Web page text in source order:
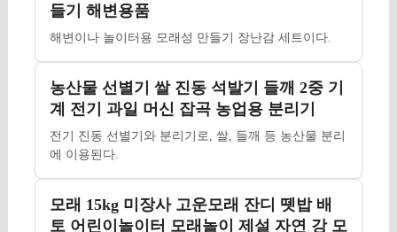
들기 해변용품
해변이나 놀이터용 모래성 만들기 장난감 세트이다.
농산물 선별기 쌀 진동 석발기 들깨 2중 기
계 전기 과일 머신 잡곡 농업용 분리기
전기 진동 선별기와 분리기로, 쌀, 들깨 등 농산물 분리
에 이용된다.
모래 15kg 미장사 고운모래 잔디 뗏밥 배
토 어린이놀이터 모래놀이 제설 자연 강 모